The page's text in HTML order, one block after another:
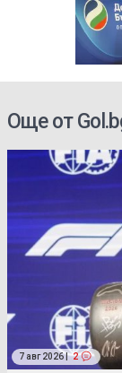
Още от
7 авг 2026 | 2